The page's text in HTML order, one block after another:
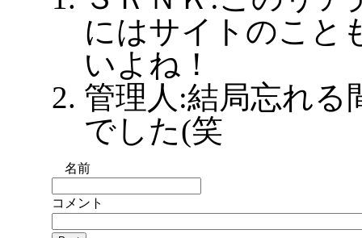
にはサイトのこと
いよね！
管理人:結局忘れる
でした(笑
名前
コメント